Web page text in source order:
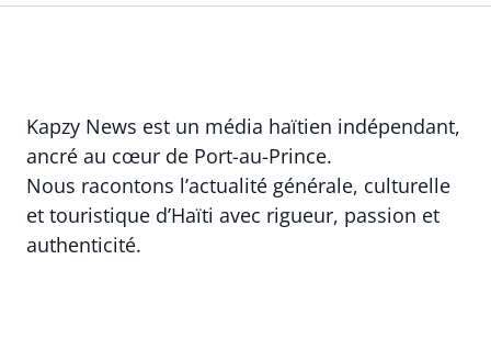
Kapzy News est un média haïtien indépendant,
ancré au cœur de Port-au-Prince.
Nous racontons l’actualité générale, culturelle
et touristique d’Haïti avec rigueur, passion et
authenticité.